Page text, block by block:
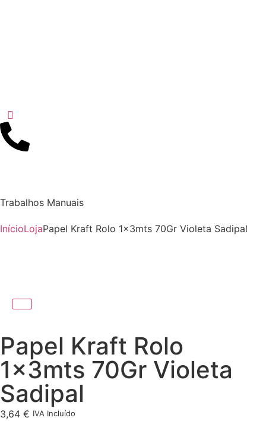
Trabalhos Manuais
InícioLojaPapel Kraft Rolo 1x3mts 70Gr Violeta Sadipal
Papel Kraft Rolo
1x3mts 70Gr Violeta
Sadipal
3,64 € IVA Incluído